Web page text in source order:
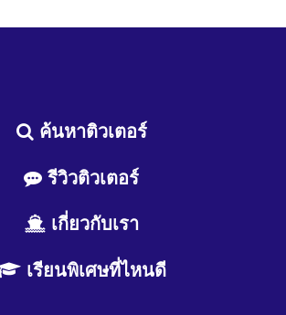
ค้นหาติวเตอร์
รีวิวติวเตอร์
เกี่ยวกับเรา
เรียนพิเศษที่ไหนดี